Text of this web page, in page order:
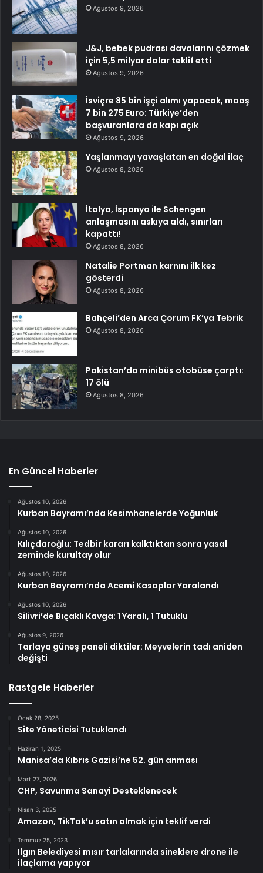
Ağustos 9, 2026
J&J, bebek pudrası davalarını çözmek
için 5,5 milyar dolar teklif etti
Ağustos 9, 2026
İsviçre 85 bin işçi alımı yapacak, maaş
7 bin 275 Euro: Türkiye’den
başvuranlara da kapı açık
Ağustos 9, 2026
Yaşlanmayı yavaşlatan en doğal ilaç
Ağustos 8, 2026
İtalya, İspanya ile Schengen
anlaşmasını askıya aldı, sınırları
kapattı!
Ağustos 8, 2026
Natalie Portman karnını ilk kez
gösterdi
Ağustos 8, 2026
Bahçeli’den Arca Çorum FK’ya Tebrik
Ağustos 8, 2026
Pakistan’da minibüs otobüse çarptı:
17 ölü
Ağustos 8, 2026
En Güncel Haberler
Ağustos 10, 2026
Kurban Bayramı’nda Kesimhanelerde Yoğunluk
Ağustos 10, 2026
Kılıçdaroğlu: Tedbir kararı kalktıktan sonra yasal
zeminde kurultay olur
Ağustos 10, 2026
Kurban Bayramı’nda Acemi Kasaplar Yaralandı
Ağustos 10, 2026
Silivri’de Bıçaklı Kavga: 1 Yaralı, 1 Tutuklu
Ağustos 9, 2026
Tarlaya güneş paneli diktiler: Meyvelerin tadı aniden
değişti
Rastgele Haberler
Ocak 28, 2025
Site Yöneticisi Tutuklandı
Haziran 1, 2025
Manisa’da Kıbrıs Gazisi’ne 52. gün anması
Mart 27, 2026
CHP, Savunma Sanayi Desteklenecek
Nisan 3, 2025
Amazon, TikTok’u satın almak için teklif verdi
Temmuz 25, 2023
Ilgın Belediyesi mısır tarlalarında sineklere drone ile
ilaçlama yapıyor